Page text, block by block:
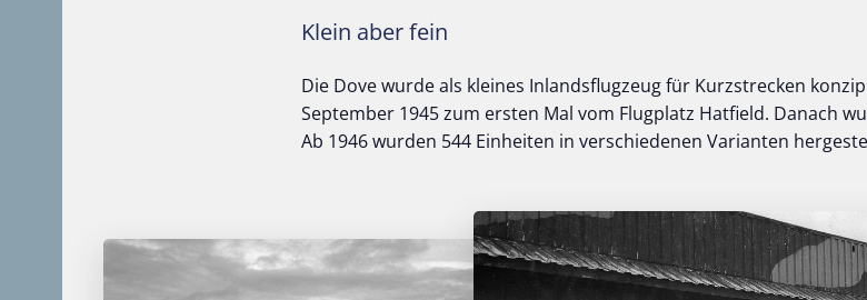
Klein aber fein
Die Dove wurde als kleines Inlandsflugzeug für Kurzstrecken
September 1945 zum ersten Mal vom Flugplatz Hatfield. Danach
Ab 1946 wurden 544 Einheiten in verschiedenen Varianten